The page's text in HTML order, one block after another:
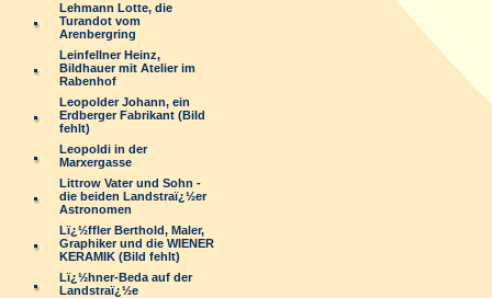
Lehmann Lotte, die
Turandot vom
Arenbergring
Leinfellner Heinz,
Bildhauer mit Atelier im
Rabenhof
Leopolder Johann, ein
Erdberger Fabrikant (Bild
fehlt)
Leopoldi in der
Marxergasse
Littrow Vater und Sohn -
die beiden Landstraï¿½er
Astronomen
Lï¿½ffler Berthold, Maler,
Graphiker und die WIENER
KERAMIK (Bild fehlt)
Lï¿½hner-Beda auf der
Landstraï¿½e